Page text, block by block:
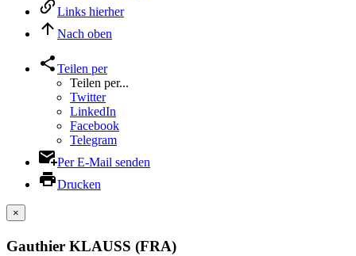
Links hierher
Nach oben
Teilen per
Teilen per...
Twitter
LinkedIn
Facebook
Telegram
Per E-Mail senden
Drucken
×
Gauthier KLAUSS (FRA)